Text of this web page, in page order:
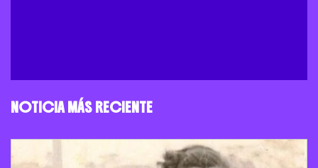
NOTICIA MÁS RECIENTE